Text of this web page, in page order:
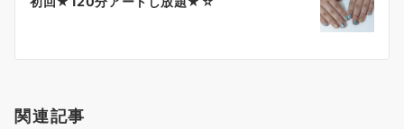
関連記事